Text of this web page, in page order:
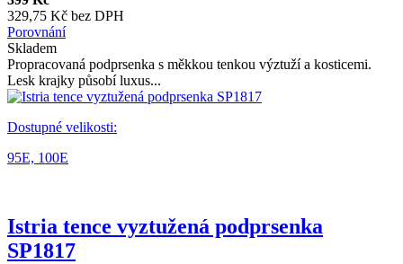
329,75 Kč bez DPH
Porovnání
Skladem
Propracovaná podprsenka s měkkou tenkou výztuží a kosticemi.
Lesk krajky působí luxus...
Dostupné velikosti:
95E, 100E
Istria tence vyztužená podprsenka
SP1817